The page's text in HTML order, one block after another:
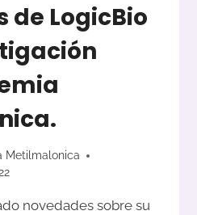
de LogicBio
Metilmalonica
novedades sobre su